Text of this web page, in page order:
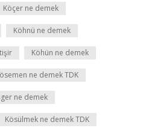
Köçer ne demek
Köhnü ne demek
Köhün ne demek
ne demek TDK
ne demek
Kösülmek ne demek TDK